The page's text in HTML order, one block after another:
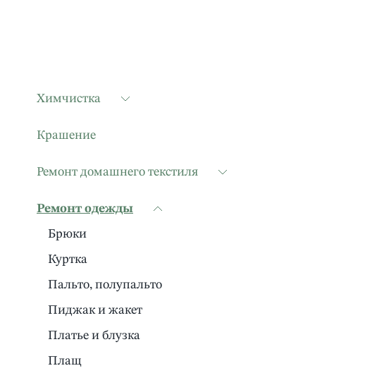
Химчистка
Крашение
Ремонт домашнего текстиля
Ремонт одежды
Брюки
Куртка
Пальто, полупальто
Пиджак и жакет
Платье и блузка
Плащ